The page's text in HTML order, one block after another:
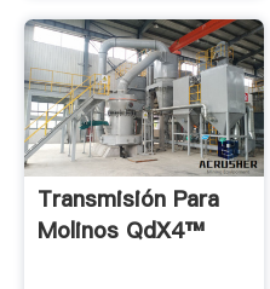
Transmisión Para
Molinos QdX4™